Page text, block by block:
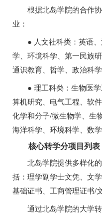
根据北岛学院的合作
业：
● 人文社科类：英语
学、环境科学、第一民族
通识教育、哲学、政治科
● 理工科类：生物医
算机研究、电气工程、软
化学和分子/微生物学、生
海洋科学、环境科学、数
核心转学分项目列表
北岛学院提供多样化
括：理学副学士文凭、文
基础证书、工商管理证书/
通过北岛学院的大学